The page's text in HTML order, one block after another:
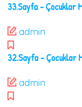
33.Sayfa – Çocuklar
admin
32.Sayfa – Çocuklar
admin